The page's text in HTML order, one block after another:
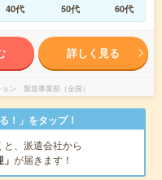
40代 50代 60代
詳しく見る
ン 製造事業部（全国）
！」をタップ！
と、派遣会社から
が届きます！